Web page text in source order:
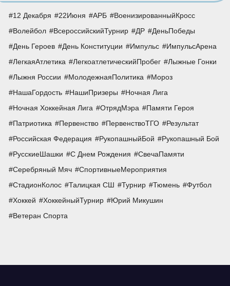
12 Декабря 22Июня АРБ
ВоенизированныйКросс
Волейбол
ВсероссийскийТурнир ДР
ДеньПобеды
День Героев
День Конституции Импульс
ИмпульсАрена
ЛегкаяАтлетика
ЛегкоатлетическийПробег
Лыжные Гонки
Лыжня России
МолодежнаяПолитика
Мороз
НашаГордость
НашиПризеры
Ночная Лига
Ночная Хоккейная Лига
ОтрядМэра
Памяти Героя
Патриотика
Первенство ПервенствоТГО
Результат
Российская Федерация
РукопашныйБой
Рукопашный Бой
РусскиеШашки
С Днем Рождения
СвечаПамяти
Серебряный Мяч
СпортивныеМероприятия
СтадионКолос
Талицкая СШ Турнир Тюмень
Футбол
Хоккей
ХоккейныйТурнир
Юрий Микушин
Ветеран Спорта